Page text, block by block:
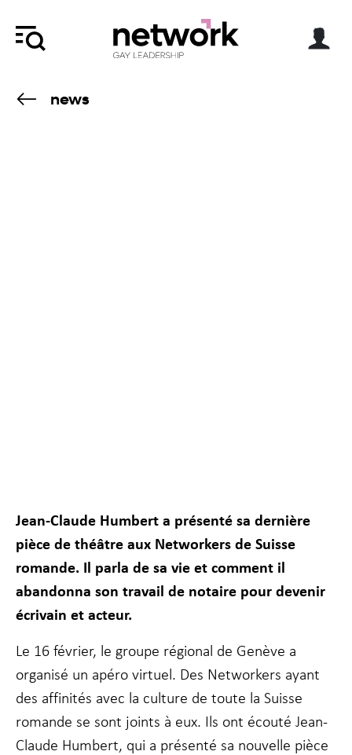
news
Jean-Claude Humbert a présenté sa dernière
pièce de théâtre aux Networkers de Suisse
romande. Il parla de sa vie et comment il
abandonna son travail de notaire pour devenir
écrivain et acteur.
Le 16 février, le groupe régional de Genève a
organisé un apéro virtuel. Des Networkers ayant
des affinités avec la culture de toute la Suisse
romande se sont joints à eux. Ils ont écouté Jean-
Claude Humbert, qui a présenté sa nouvelle pièce
sont pas
facultatifs. Ils
nécessaires au
fonctionnement
du site Web.
Statistiques
Afin que nous
puissions
améliorer la
fonctionnalité
et la
structure du